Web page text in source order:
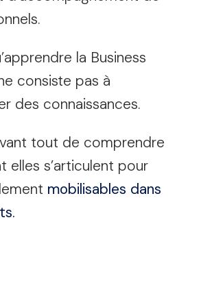
la Business
consiste pas à
des connaissances.
tout de comprendre
elles s’articulent pour
mobilisables dans